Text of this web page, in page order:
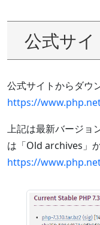
公式サ
公式サイトからダウ
https://
上記は最新バージョ
は「Old archives」
https://